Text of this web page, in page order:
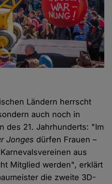
Ländern herrscht
auch noch in
des 21. Jahrhunderts: "Im
Jonges dürfen Frauen –
aus
Mitglied werden", erklärt
die zweite 3D-